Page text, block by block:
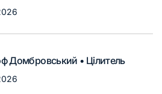
Домбровський • Цілитель